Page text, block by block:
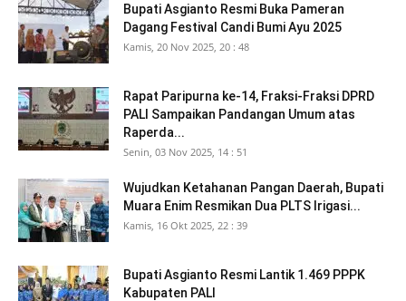
Bupati Asgianto Resmi Buka Pameran
Dagang Festival Candi Bumi Ayu 2025
Kamis, 20 Nov 2025, 20 : 48
Rapat Paripurna ke-14, Fraksi-Fraksi DPRD
PALI Sampaikan Pandangan Umum atas
Raperda...
Senin, 03 Nov 2025, 14 : 51
Wujudkan Ketahanan Pangan Daerah, Bupati
Muara Enim Resmikan Dua PLTS Irigasi...
Kamis, 16 Okt 2025, 22 : 39
Bupati Asgianto Resmi Lantik 1.469 PPPK
Kabupaten PALI